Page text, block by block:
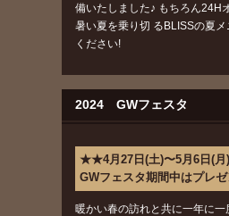
備いたしました♪ もちろん24H
暑い夏を乗り切 るBLISSの夏
ください!
2024 GWフェスタ
★★4月27日(土)〜5月6日(
GWフェスタ期間中はプレ
暖かい春の訪れと共に一年に一